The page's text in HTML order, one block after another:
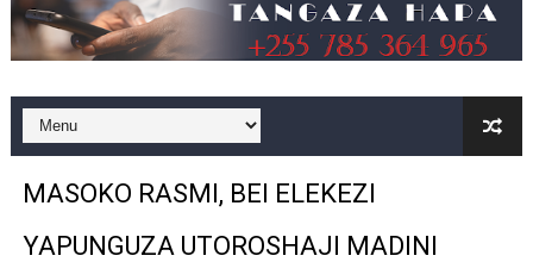
WAKULIMA, WAFUGAJI, WAVUVI WAPONGEZWA KWA
WMA YAENDELEA KUTOA ELIMU YA VIPIMO SAHIHI
WAMILIKI VITUO VYA KULEA WATOTO WAHIMIZWA
MASOKO RASMI, BEI ELEKEZI
YAPUNGUZA UTOROSHAJI MADINI